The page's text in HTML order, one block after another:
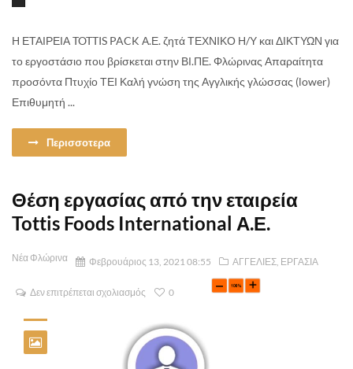
Η ΕΤΑΙΡΕΙΑ TOTTIS PACK Α.Ε. ζητά ΤΕΧΝΙΚΟ Η/Υ και ΔΙΚΤΥΩΝ για
το εργοστάσιο που βρίσκεται στην ΒΙ.ΠΕ. Φλώρινας Απαραίτητα
προσόντα Πτυχίο ΤΕΙ Καλή γνώση της Αγγλικής γλώσσας (lower)
Επιθυμητή ...
Περισσοτερα
Θέση εργασίας από την εταιρεία
Tottis Foods International Α.Ε.
Νέα Φλώρινα Φεβρουάριος 13, 2021 08:55 ΑΓΓΕΛΙΕΣ, ΕΡΓΑΣΙΑ
Δεν επιτρέπεται σχολιασμός 0